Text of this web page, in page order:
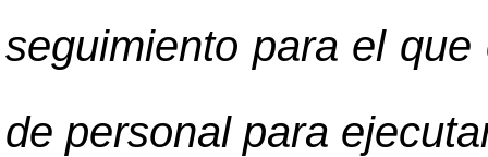
seguimiento para el
de personal para